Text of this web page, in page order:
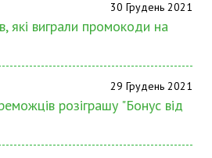
30 Грудень 2021
які виграли промокоди на
29 Грудень 2021
розіграшу "Бонус від